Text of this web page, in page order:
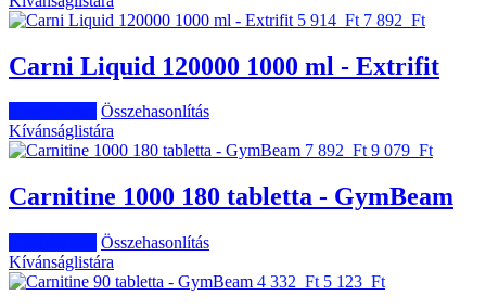
5 914 Ft 7 892 Ft
Carni Liquid 120000 1000 ml - Extrifit
Összehasonlítás
Kívánságlistára
7 892 Ft 9 079 Ft
Carnitine 1000 180 tabletta - GymBeam
Összehasonlítás
Kívánságlistára
4 332 Ft 5 123 Ft